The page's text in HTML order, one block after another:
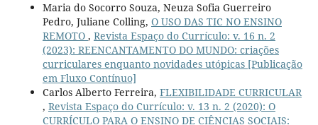
Maria do Socorro Souza, Neuza Sofia Guerreiro
Pedro, Juliane Colling, O USO DAS TIC NO ENSINO
REMOTO , Revista Espaço do Currículo: v. 16 n. 2
(2023): REENCANTAMENTO DO MUNDO: criações
curriculares enquanto novidades utópicas [Publicação
em Fluxo Contínuo]
Carlos Alberto Ferreira, FLEXIBILIDADE CURRICULAR
, Revista Espaço do Currículo: v. 13 n. 2 (2020): O
CURRÍCULO PARA O ENSINO DE CIÊNCIAS SOCIAIS: